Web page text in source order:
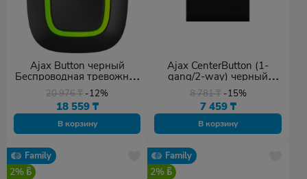
Ajax Button черный
Беспроводная тревожная
кнопка для экстренных
ситуаций
20 976₸ -12%
18 559 ₸
В корзину
Ajax CenterButton (1-
gang/2-way) черный
Центральная кнопка для
одноклавишного или
проходного выключателя
8 781₸ -15%
7 459 ₸
В корзину
Family
2%
Family
2%